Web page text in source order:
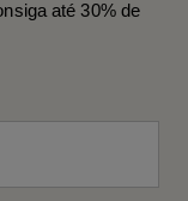
até 30% de